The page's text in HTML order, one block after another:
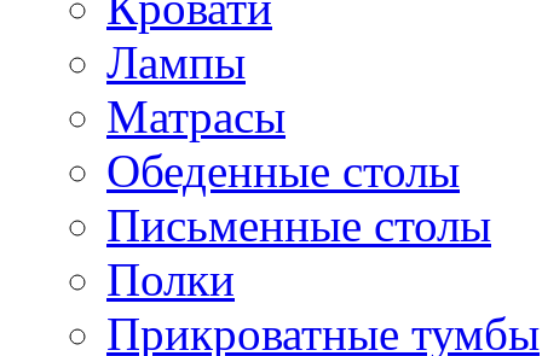
Лампы
Матрасы
Обеденные столы
Письменные столы
Полки
Прикроватные тумбы